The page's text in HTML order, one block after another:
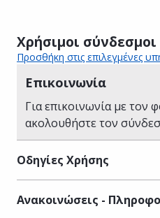
Χρήσιμοι σύνδεσμοι
Προσθήκη στις επιλεγμένες
Επικοινωνία
Για επικοινωνία με τον
ακολουθήστε τον
Οδηγίες Χρήσης
Ανακοινώσεις -